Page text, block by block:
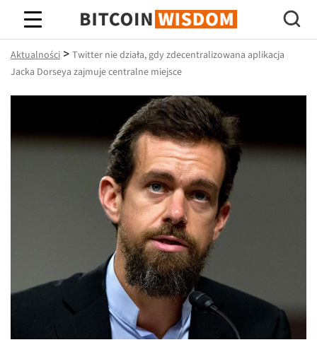
Mądrość Bitcoina
Aktualności > Twitter nie działa, gdy zdecentralizowana aplikacja
Jacka Dorseya zajmuje centralne miejsce